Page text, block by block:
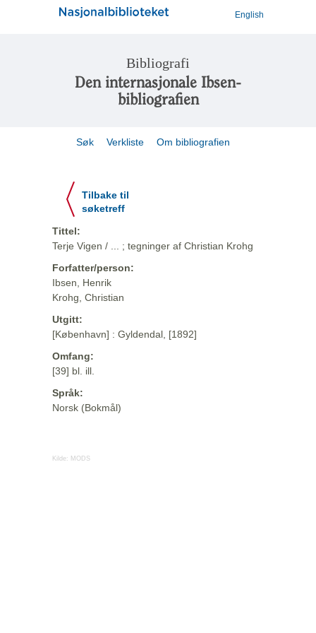
English
Bibliografi
Den internasjonale Ibsen-
bibliografien
Søk Verkliste Om bibliografien
Tilbake til
søketreff
Tittel:
Terje Vigen / ... ; tegninger af Christian Krohg
Forfatter/person:
Ibsen, Henrik
Krohg, Christian
Utgitt:
[København] : Gyldendal, [1892]
Omfang:
[39] bl. ill.
Språk:
Norsk (Bokmål)
Kilde: MODS